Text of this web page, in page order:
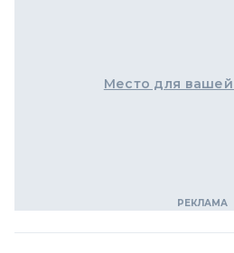
Место для